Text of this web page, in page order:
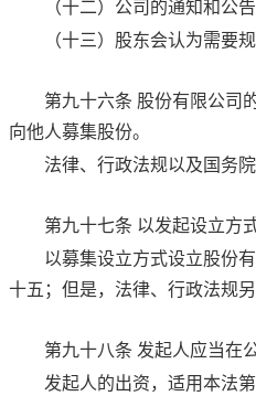
（十二）公司的通知和公告
（十三）股东会认为需要
第九十六条 股份有限公司
向他人募集股份。
法律、行政法规以及国务
第九十七条 以发起设立方
以募集设立方式设立股份
十五；但是，法律、行政法规
第九十八条 发起人应当在
发起人的出资，适用本法